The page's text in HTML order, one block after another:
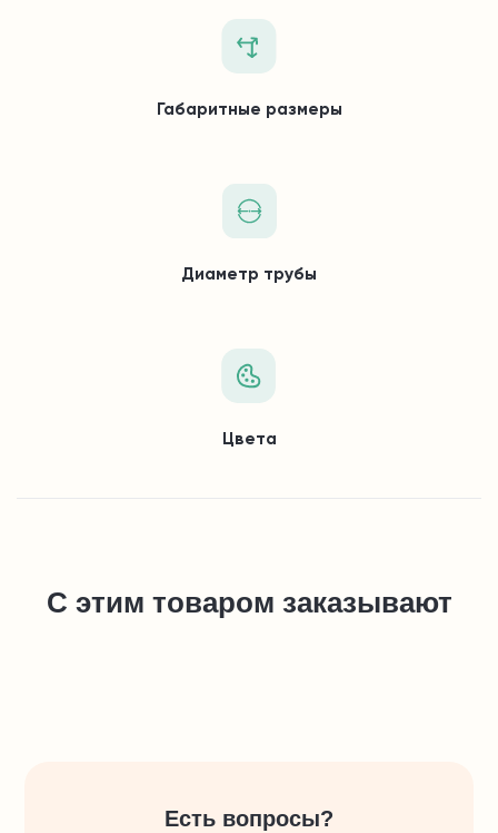
Габаритные размеры
Диаметр трубы
Цвета
С этим товаром заказывают
Есть вопросы?